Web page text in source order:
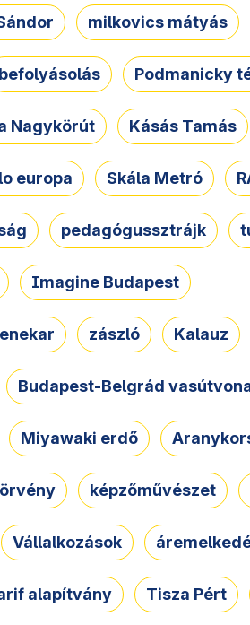
milkovics mátyás
befolyásolás Podmanicky
Nagykörút Kásás Tamás
europa Skála Metró
pedagógussztrájk
Imagine Budapest
zászló Kalauz
Budapest-Belgrád
Miyawaki erdő
képzőművészet
Vállalkozások
alapítvány Tisza Pért